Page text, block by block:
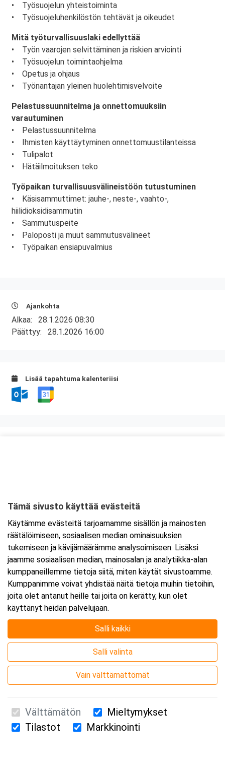
• Työsuojelun yhteistoiminta
• Työsuojeluhenkilöstön tehtävät ja oikeudet
Mitä työturvallisuuslaki edellyttää
• Työn vaarojen selvittäminen ja riskien arviointi
• Työsuojelun toimintaohjelma
• Opetus ja ohjaus
• Työnantajan yleinen huolehtimisvelvoite
Pelastussuunnitelma ja onnettomuuksiin
varautuminen
• Pelastussuunnitelma
• Ihmisten käyttäytyminen onnettomuustilanteissa
• Tulipalot
• Hätäilmoituksen teko
Työpaikan turvallisuusvälineistöön tutustuminen
• Käsisammuttimet: jauhe-, neste-, vaahto-,
hiilidioksidisammutin
• Sammutuspeite
• Paloposti ja muut sammutusvälineet
• Työpaikan ensiapuvalmius
Ajankohta
Alkaa: 28.1.2026 08:30
Päättyy: 28.1.2026 16:00
Lisää tapahtuma kalenteriisi
Tarkempi kartta ja ajo-ohjeet
Suomen Ensiapukoulutus Oy / Valimotie 21 / 00380 Helsinki
Tämä sivusto käyttää evästeitä
Käytämme evästeitä tarjoamamme sisällön ja mainosten
räätälöimiseen, sosiaalisen median ominaisuuksien
tukemiseen ja kävijämäärämme analysoimiseen. Lisäksi
jaamme sosiaalisen median, mainosalan ja analytiikka-alan
kumppaneillemme tietoja siitä, miten käytät sivustoamme.
Kumppanimme voivat yhdistää näitä tietoja muihin tietoihin,
joita olet antanut heille tai joita on kerätty, kun olet
käyttänyt heidän palvelujaan.
Salli kaikki
Salli valinta
Vain välttämättömät
Välttämätön
Mieltymykset
Tilastot
Markkinointi